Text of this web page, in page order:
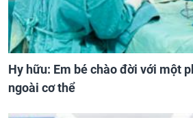
Hy hữu: Em bé chào đời với một
ngoài cơ thể